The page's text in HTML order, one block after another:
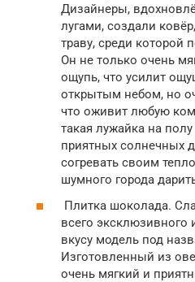
Дизайнеры,
лугами, создали
траву, среди которой
Он не только очень
ощупь, что усилит
открытым небом, но
что оживит любую
такая лужайка на
приятных солнечных
согревать своим
шумного города
Плитка шоколада.
всего эксклюзивного
вкусу модель под
Изготовленный из
очень мягкий и